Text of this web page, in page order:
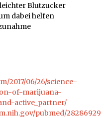
Blutzucker
dabei helfen
2017/06/26/science-
of-marijuana-
active_partner/
pubmed/28286929